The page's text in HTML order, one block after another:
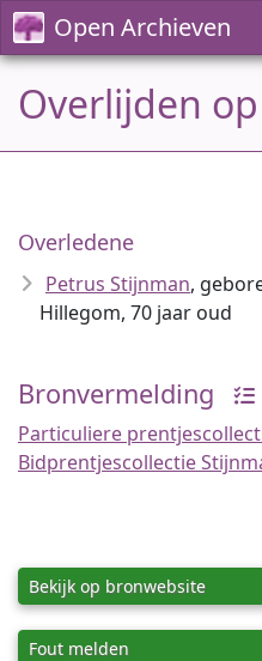
Open Archieven
Overlijden
Overledene
Petrus Stijnman,
Hillegom, 70 jaar oud
Bronvermelding
Particuliere
Bidprentjescollectie
Bekijk op bronwebsite
Fout melden